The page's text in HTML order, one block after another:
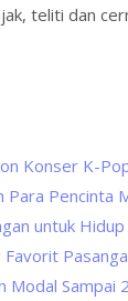
teliti dan
Konser K-
Pencinta
untuk
Sampai